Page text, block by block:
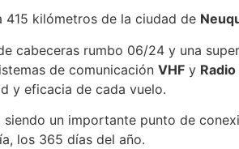
415 kilómetros de la ciudad de
rumbo 06/24 y una
de comunicación VHF y
y eficacia de cada vuelo.
un importante punto de
los 365 días del año.